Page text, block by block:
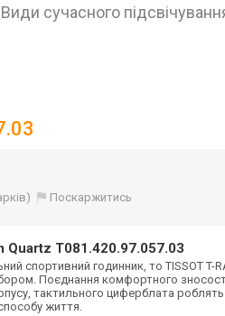
Види сучасного
Поскаржитись
Quartz T081.420.97.057.03
спортивний годинник, то TISSOT T-
Поєднання комфортного
тактильного циферблата
життя.